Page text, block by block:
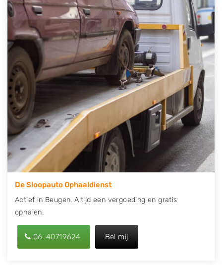
auto gratis ophalen in Beugen. Neem telefonisch
contact op of maak een terugbelafspraak. Wilt u
direct een tweedehands auto onderdelen offerte
aanvragen? Dat kan via de Onderdelenlijn! Vul uw
kenteken in en druk op verzenden.
Wij kunnen u helpen met de inkoop van auto's van
eigenlijk alle merken, zoals Alfa Romeo, Audi, BMW,
Chevrolet, Citroën, Dacia, Fiat, Ford, Honda, Hyundai,
Kia, Mazda, Mercedes Benz, Mitsubishi, Nissan, Opel,
Peugeot, Porsche, Renault, Seat, Skoda, Suzuki, Tesla,
Toyota, Volkswagen en Volvo.
De Sloopauto Ophaaldienst
Actief in Beugen. Altijd een vergoeding en gratis
ophalen.
06-40719624 Bel mij